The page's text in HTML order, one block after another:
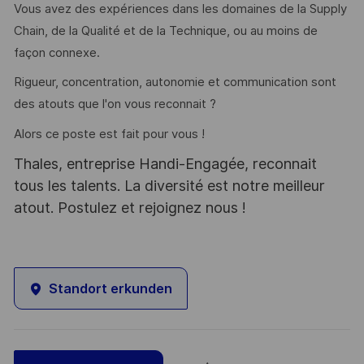
Vous avez des expériences dans les domaines de la Supply
Chain, de la Qualité et de la Technique, ou au moins de
façon connexe.
Rigueur, concentration, autonomie et communication sont
des atouts que l'on vous reconnait ?
Alors ce poste est fait pour vous !
Thales, entreprise Handi-Engagée, reconnait
tous les talents. La diversité est notre meilleur
atout. Postulez et rejoignez nous !
Standort erkunden